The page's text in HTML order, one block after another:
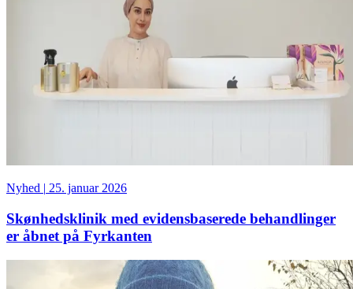
Nyhed | 25. januar 2026
Skønhedsklinik med evidensbaserede behandlinger
er åbnet på Fyrkanten